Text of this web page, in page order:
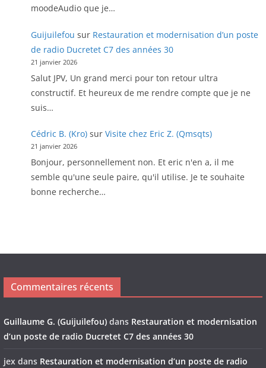
moodeAudio que je…
Guijuilefou sur Restauration et modernisation d’un poste
de radio Ducretet C7 des années 30
21 janvier 2026
Salut JPV, Un grand merci pour ton retour ultra
constructif. Et heureux de me rendre compte que je ne
suis…
Cédric B. (Kro)sur Visite chez Eric Z. (Qmsqts)
21 janvier 2026
Bonjour, personnellement non. Et eric n'en a, il me
semble qu'une seule paire, qu'il utilise. Je te souhaite
bonne recherche…
Commentaires récents
Guillaume G. (Guijuilefou) dans Restauration et modernisation
d’un poste de radio Ducretet C7 des années 30
jex dans Restauration et modernisation d’un poste de radio